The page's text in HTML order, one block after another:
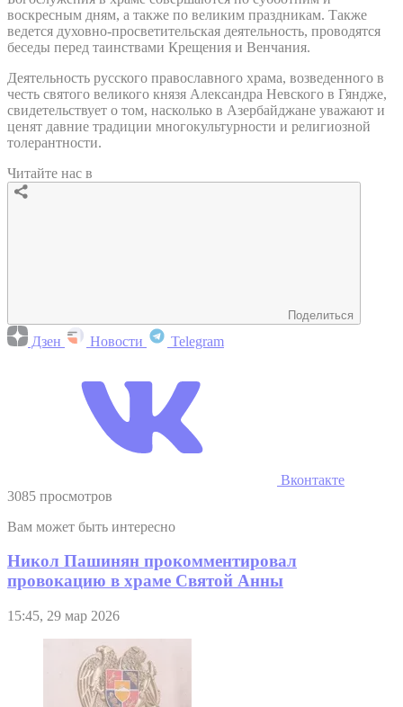
воскресным дням, а также по великим праздникам. Также
ведется духовно-просветительская деятельность, проводятся
беседы перед таинствами Крещения и Венчания.
Деятельность русского православного храма, возведенного в
честь святого великого князя Александра Невского в Гяндже,
свидетельствует о том, насколько в Азербайджане уважают и
ценят давние традиции многокультурности и религиозной
толерантности.
Читайте нас в
Поделиться
Дзен Новости Telegram
Вконтакте
3085 просмотров
Вам может быть интересно
Никол Пашинян прокомментировал
провокацию в храме Святой Анны
15:45, 29 мар 2026